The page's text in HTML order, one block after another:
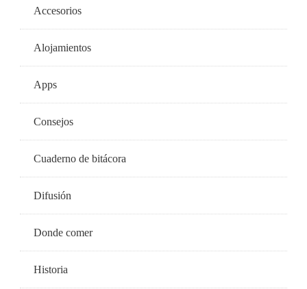
Accesorios
Alojamientos
Apps
Consejos
Cuaderno de bitácora
Difusión
Donde comer
Historia